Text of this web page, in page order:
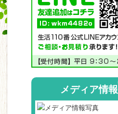
メディア情報